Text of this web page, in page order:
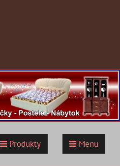
Produkty Menu